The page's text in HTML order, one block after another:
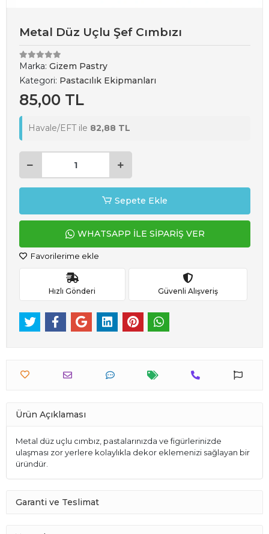
Metal Düz Uçlu Şef Cımbızı
Marka: Gizem Pastry
Kategori: Pastacılık Ekipmanları
85,00 TL
Havale/EFT ile 82,88 TL
Sepete Ekle
WHATSAPP İLE SİPARİŞ VER
Favorilerime ekle
Hızlı Gönderi Güvenli Alışveriş
Ürün Açıklaması
Metal düz uçlu cımbız, pastalarınızda ve figürlerinizde
ulaşması zor yerlere kolaylıkla dekor eklemenizi sağlayan bir
üründür.
Garanti ve Teslimat